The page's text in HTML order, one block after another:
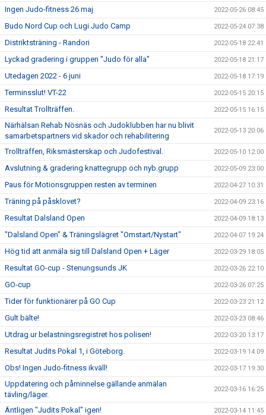
Ingen Judo-fitness 26 maj 2022-05-26 08:45
Budo Nord Cup och Lugi Judo Camp 2022-05-24 07:38
Distriktsträning - Randori 2022-05-18 22:41
Lyckad gradering i gruppen "Judo för alla" 2022-05-18 21:17
Utedagen 2022 - 6 juni 2022-05-18 17:19
Terminsslut! VT-22 2022-05-15 20:15
Resultat Trollträffen. 2022-05-15 16:15
Närhälsan Rehab Nösnäs och Judoklubben har nu blivit
samarbetspartners vid skador och rehabilitering
2022-05-13 20:06
Trollträffen, Riksmästerskap och Judofestival. 2022-05-10 12:00
Avslutning & gradering knattegrupp och nyb.grupp 2022-05-09 23:00
Paus för Motionsgruppen resten av terminen 2022-04-27 10:31
Träning på påsklovet? 2022-04-09 23:16
Resultat Dalsland Open 2022-04-09 18:13
"Dalsland Open" & Träningslägret "Omstart/Nystart" 2022-04-07 19:24
Hög tid att anmäla sig till Dalsland Open + Läger 2022-03-29 18:05
Resultat GO-cup - Stenungsunds JK 2022-03-26 22:10
GO-cup 2022-03-26 07:25
Tider för funktionärer på GO Cup 2022-03-23 21:12
Gult bälte! 2022-03-23 08:46
Utdrag ur belastningsregistret hos polisen! 2022-03-20 13:17
Resultat Judits Pokal 1, i Göteborg. 2022-03-19 14:09
Obs! Ingen Judo-fitness ikväll! 2022-03-17 19:30
Uppdatering och påminnelse gällande anmälan
tävling/läger.
2022-03-16 16:25
Äntligen "Judits Pokal" igen! 2022-03-14 11:45